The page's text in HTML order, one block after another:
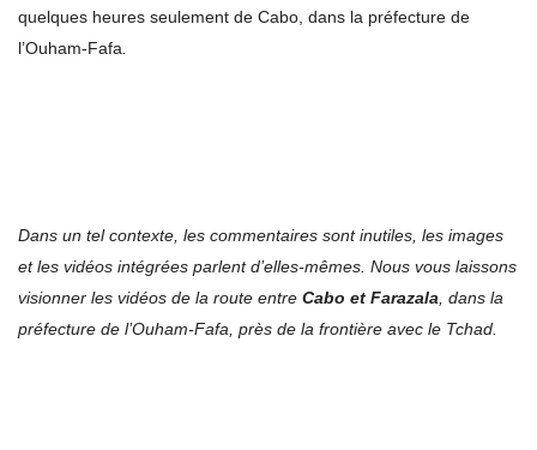
quelques heures seulement de Cabo, dans la préfecture de
l’Ouham-Fafa.
Dans un tel contexte, les commentaires sont inutiles, les images
et les vidéos intégrées parlent d’elles-mêmes. Nous vous laissons
visionner les vidéos de la route entre Cabo et Farazala, dans la
préfecture de l’Ouham-Fafa, près de la frontière avec le Tchad.